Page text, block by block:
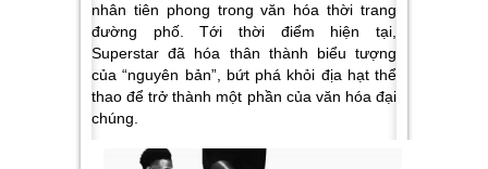
nhân tiên phong trong văn hóa thời trang
đường phố. Tới thời điểm hiện tại,
Superstar đã hóa thân thành biểu tượng
của “nguyên bản”, bứt phá khỏi địa hạt thể
thao để trở thành một phần của văn hóa đại
chúng.